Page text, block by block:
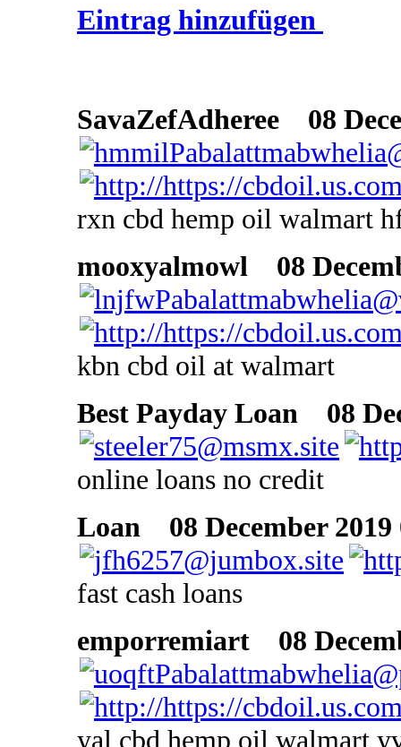
Eintrag hinzufügen
SavaZefAdheree 08
rxn cbd hemp oil walmart
mooxyalmowl
08
kbn cbd oil at walmart
Best Payday Loan
08
online loans no credit
Loan
08 December
fast cash loans
emporremiart
08
yal cbd hemp oil walmart